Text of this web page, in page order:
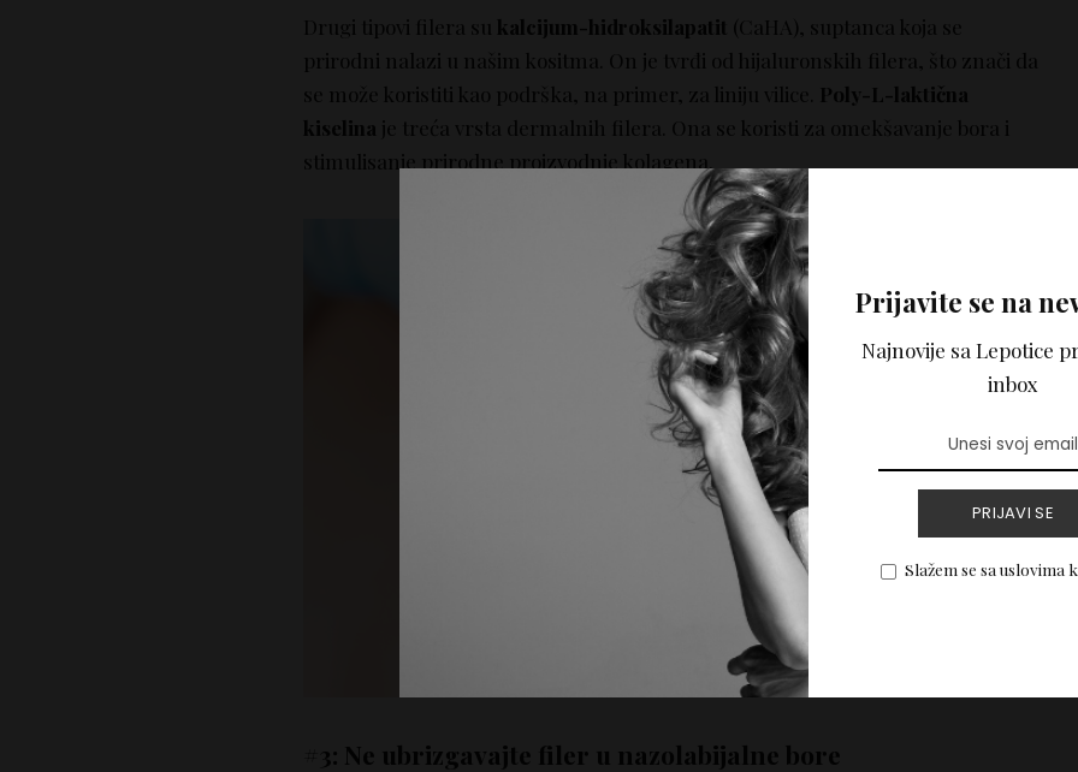
Prijavite se na
Najnovije sa Lepotice
inbox
PRIJAVI SE
Slažem se sa uslovima
Drugi tipovi filera su kalcijum-hidroksilapatit (CaHA), suptanca koja se
prirodni nalazi u našim kositma. On je tvrđi od hijaluronskih filera, što znači da
se može koristiti kao podrška, na primer, za liniju vilice. Poly-L-laktična
kiselina je treća vrsta dermalnih filera. Ona se koristi za omekšavanje bora i
stimulisanje prirodne proizvodnje kolagena.
#3: Ne ubrizgavajte filer u nazolabijalne bore